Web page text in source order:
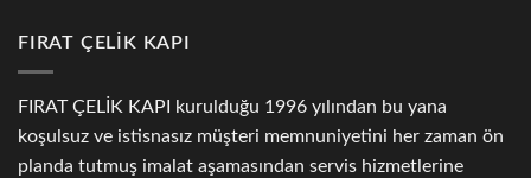
FIRAT ÇELİK KAPI
FIRAT ÇELİK KAPI kurulduğu 1996 yılından bu yana
koşulsuz ve istisnasız müşteri memnuniyetini her zaman ön
planda tutmuş imalat aşamasından servis hizmetlerine